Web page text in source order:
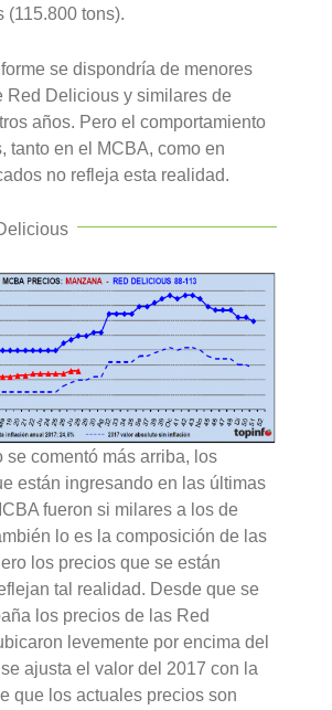
(115.800 tons).
se dispondría de menores
Red Delicious y similares de
años. Pero el comportamiento
tanto en el MCBA, como en
no refleja esta realidad.
se comentó más arriba, los
están ingresando en las últimas
fueron si milares a los de
lo es la composición de las
los precios que se están
tal realidad. Desde que se
los precios de las Red
levemente por encima del
ajusta el valor del 2017 con la
que los actuales precios son